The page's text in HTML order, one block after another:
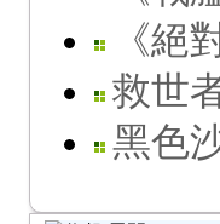
《絕
救世
黑色